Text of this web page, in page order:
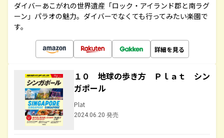
ダイバーあこがれの世界遺産「ロック・アイランド郡と南ラグ
ーン」パラオの魅力。ダイバーでなくても行ってみたい楽園で
す。
詳細を見る
１０ 地球の歩き方 Ｐｌａｔ シン
ガポール
Plat
2024.06.20 発売